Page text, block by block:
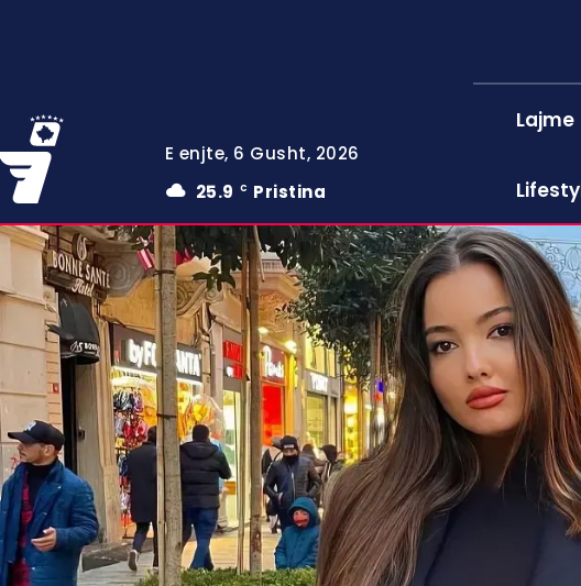
E enjte, 6 Gusht, 2026
25.9
C Pristina
Lajme